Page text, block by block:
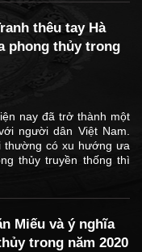
thêu tay Hà
phong thủy trong
nay đã trở thành một
người dân Việt Nam.
thường có xu hướng ưa
thủy truyền thống thì
Miếu và ý nghĩa
trong năm 2020